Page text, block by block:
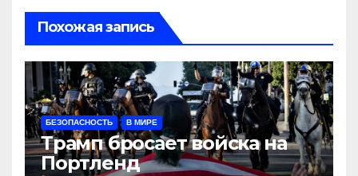
Похожая запись
БЕЗОПАСНОСТЬ В МИРЕ
Трамп бросает войска на
Портленд